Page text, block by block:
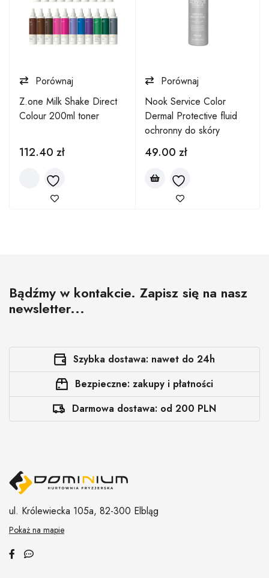
Porównaj
Z.one Milk Shake Direct
Colour 200ml toner
112.40 zł
Porównaj
Nook Service Color
Dermal Protective fluid
ochronny do skóry
49.00 zł
Bądźmy w kontakcie. Zapisz się na nasz
newsletter...
Szybka dostawa: nawet do 24h
Bezpieczne: zakupy i płatności
Darmowa dostawa: od 200 PLN
ul. Królewiecka 105a, 82-300 Elbląg
Pokaż na mapie